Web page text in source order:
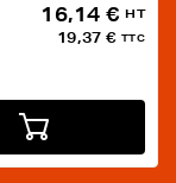
16,14 € HT
19,37 € TTC